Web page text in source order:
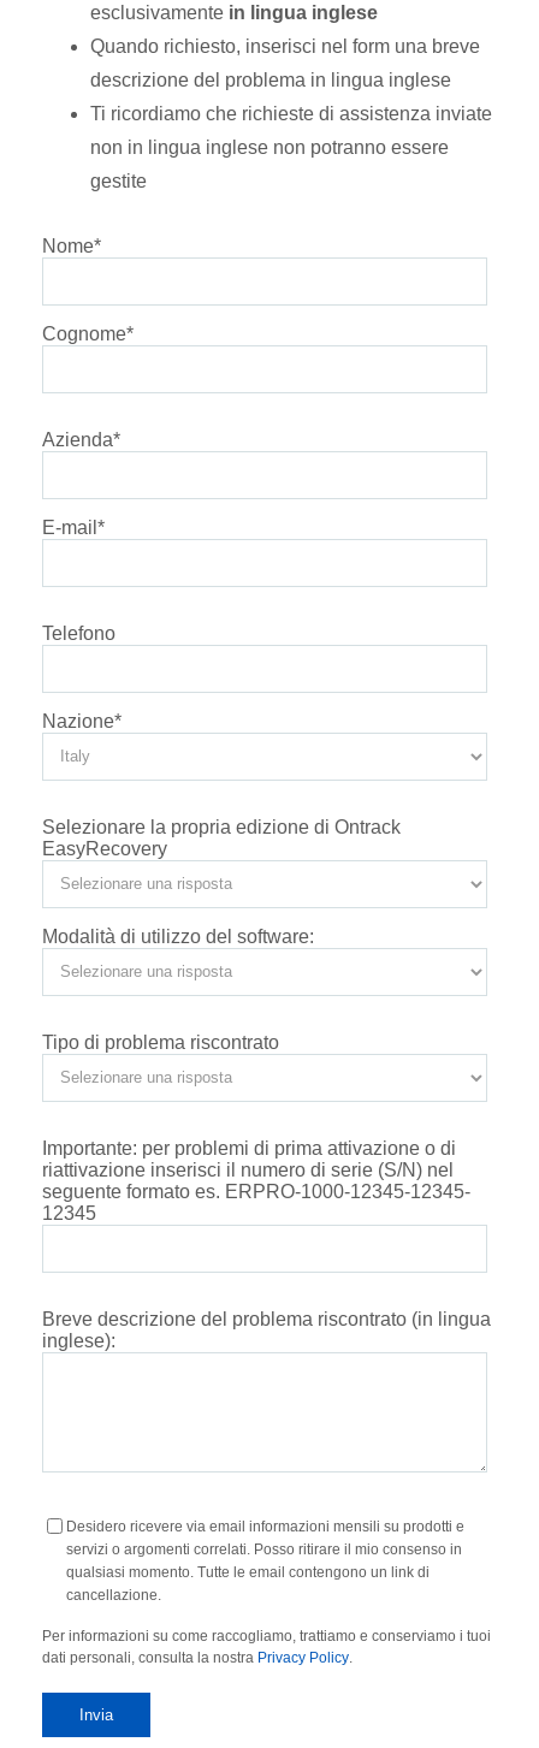
esclusivamente in lingua inglese
Quando richiesto, inserisci nel form una breve
descrizione del problema in lingua inglese
Ti ricordiamo che richieste di assistenza inviate
non in lingua inglese non potranno essere
gestite
Nome*
Cognome*
Azienda*
E-mail *
Telefono
Nazione*
Selezionare la propria edizione di Ontrack
EasyRecovery
Modalità di utilizzo del software:
Tipo di problema riscontrato
Importante: per problemi di prima attivazione o di
riattivazione inserisci il numero di serie (S/N) nel
seguente formato es. ERPRO-1000-12345-12345-
12345
Breve descrizione del problema riscontrato (in lingua
inglese):
Desidero ricevere via email informazioni mensili su prodotti e
servizi o argomenti correlati. Posso ritirare il mio consenso in
qualsiasi momento. Tutte le email contengono un link di
cancellazione.
Per informazioni su come raccogliamo, trattiamo e conserviamo i tuoi
dati personali, consulta la nostra Privacy Policy